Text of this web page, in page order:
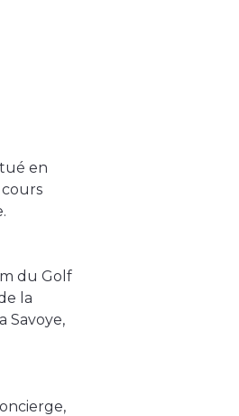
en
du Golf
la
Savoye,